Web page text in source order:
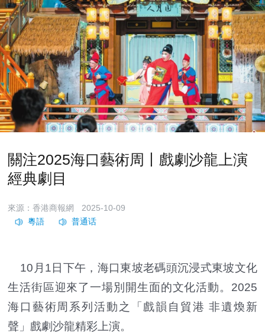
關注2025海口藝術周丨戲劇沙龍上演
經典劇目
來源：香港商報網 2025-10-09
10月1日下午，海口東坡老碼頭沉浸式東坡文化
生活街區迎來了一場別開生面的文化活動。2025
海口藝術周系列活動之「戲韻自貿港 非遺煥新
聲」戲劇沙龍精彩上演。